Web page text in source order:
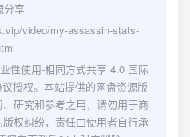
分享
video/my-assassin-stats-
性使用-相同方式共享 4.0 国际
授权。本站提供的网盘资源版
研究和参考之用，请勿用于商
权纠纷，责任由使用者自行承